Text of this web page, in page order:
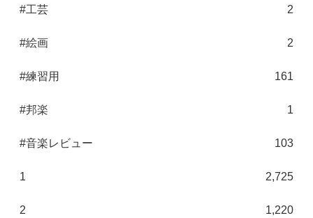
#工芸 2
#絵画 2
#練習用 161
#邦楽 1
#音楽レビュー 103
1 2,725
2 1,220